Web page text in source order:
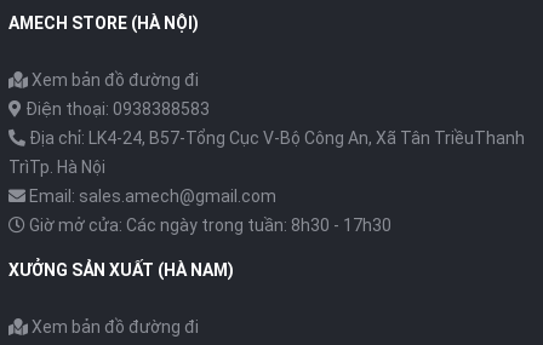
AMECH STORE (HÀ NỘI)
Xem bản đồ đường đi
Điện thoại: 0938388583
Địa chỉ: LK4-24, B57-Tổng Cục V-Bộ Công An, Xã Tân TriềuThanh
TrìTp. Hà Nội
Email: sales.amech@gmail.com
Giờ mở cửa: Các ngày trong tuần: 8h30 - 17h30
XƯỞNG SẢN XUẤT (HÀ NAM)
Xem bản đồ đường đi